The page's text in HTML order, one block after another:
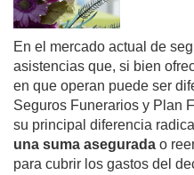
En el mercado actual de
asistencias que, si bien
en que operan puede ser
Seguros Funerarios y Plan
su principal diferencia
una suma asegurada o
para cubrir los gastos del